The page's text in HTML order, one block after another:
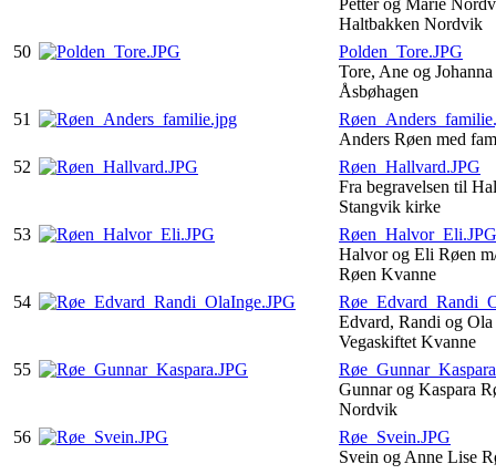
Petter og Marie
Haltbakken Nordvik
50
Polden_Tore.JPG
Tore, Ane og
Åsbøhagen
51
Anders Røen med
52
Røen_Hallvard.JPG
Fra begravelsen til
Stangvik kirke
53
Røen_Halvor_Eli.JPG
Halvor og Eli Røen
Røen Kvanne
54
Edvard, Randi og
Vegaskiftet Kvanne
55
Gunnar og Kaspara
Nordvik
56
Røe_Svein.JPG
Svein og Anne Lise